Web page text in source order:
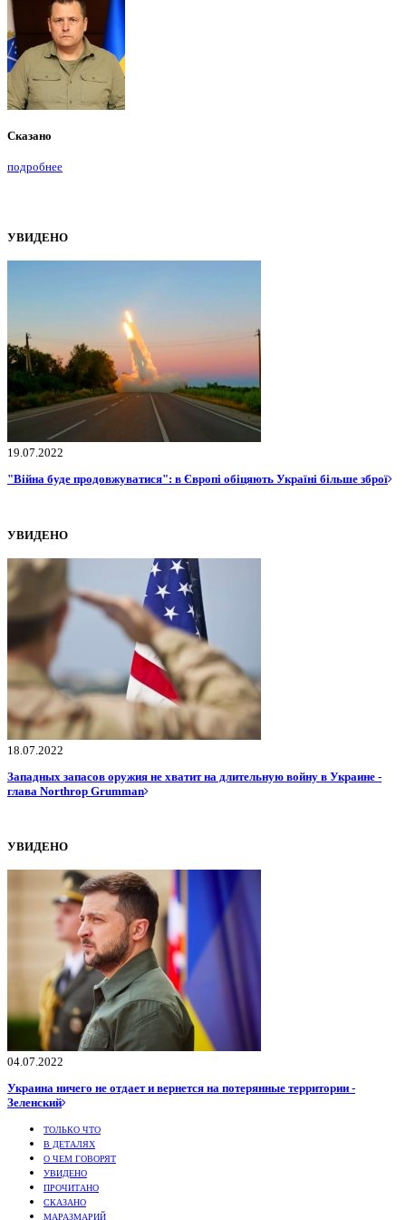
Сказано
подробнее
УВИДЕНО
19.07.2022
"Війна буде продовжуватися": в Європі обіцяють Україні більше зброї
УВИДЕНО
18.07.2022
Западных запасов оружия не хватит на длительную войну в Украине -
глава Northrop Grumman
УВИДЕНО
04.07.2022
Украина ничего не отдает и вернется на потерянные территории -
Зеленский
ТОЛЬКО ЧТО
В ДЕТАЛЯХ
О ЧЕМ ГОВОРЯТ
УВИДЕНО
ПРОЧИТАНО
СКАЗАНО
МАРАЗМАРИЙ